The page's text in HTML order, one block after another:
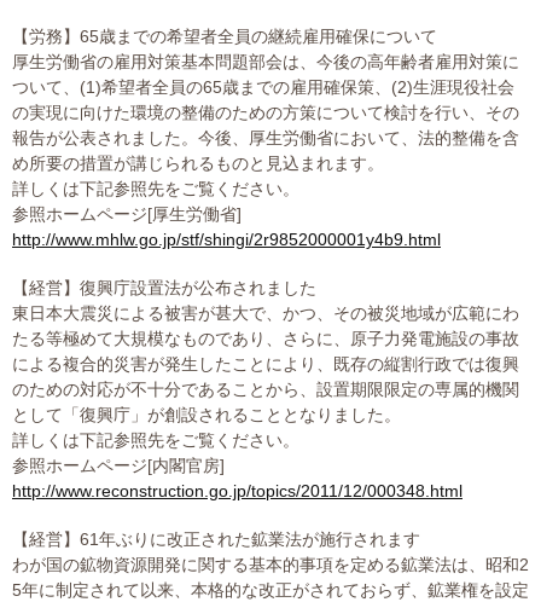
【労務】65歳までの希望者全員の継続雇用確保について
厚生労働省の雇用対策基本問題部会は、今後の高年齢者雇用対策に
ついて、(1)希望者全員の65歳までの雇用確保策、(2)生涯現役社会
の実現に向けた環境の整備のための方策について検討を行い、その
報告が公表されました。今後、厚生労働省において、法的整備を含
め所要の措置が講じられるものと見込まれます。
詳しくは下記参照先をご覧ください。
参照ホームページ[厚生労働省]
http://www.mhlw.go.jp/stf/shingi/2r9852000001y4b9.html
【経営】復興庁設置法が公布されました
東日本大震災による被害が甚大で、かつ、その被災地域が広範にわ
たる等極めて大規模なものであり、さらに、原子力発電施設の事故
による複合的災害が発生したことにより、既存の縦割行政では復興
のための対応が不十分であることから、設置期限限定の専属的機関
として「復興庁」が創設されることとなりました。
詳しくは下記参照先をご覧ください。
参照ホームページ[内閣官房]
http://www.reconstruction.go.jp/topics/2011/12/000348.html
【経営】61年ぶりに改正された鉱業法が施行されます
わが国の鉱物資源開発に関する基本的事項を定める鉱業法は、昭和2
5年に制定されて以来、本格的な改正がされておらず、鉱業権を設定
実績一覧
お客様の声
よくあるご質問
採用情報・パートナー募集
お問い合わせ
プライバシーポリシー
06-6889-6018